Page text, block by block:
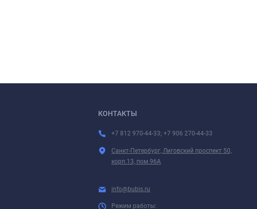
КОНТАКТЫ
+7 812 970-44-33; +7 906 270-44-33
Санкт-Петербург, Лиговский проспект 50,
корп.13, пом.96А
info@bubis.ru
Режим работы: